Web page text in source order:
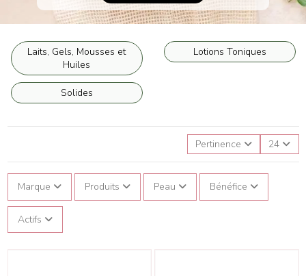
Laits, Gels, Mousses et
Huiles
Lotions Toniques
Solides
Pertinence 24
Marque Produits Peau Bénéfice
Actifs